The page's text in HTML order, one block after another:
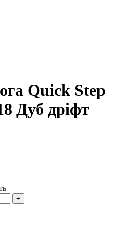
Quick Step
Дуб дріфт
+